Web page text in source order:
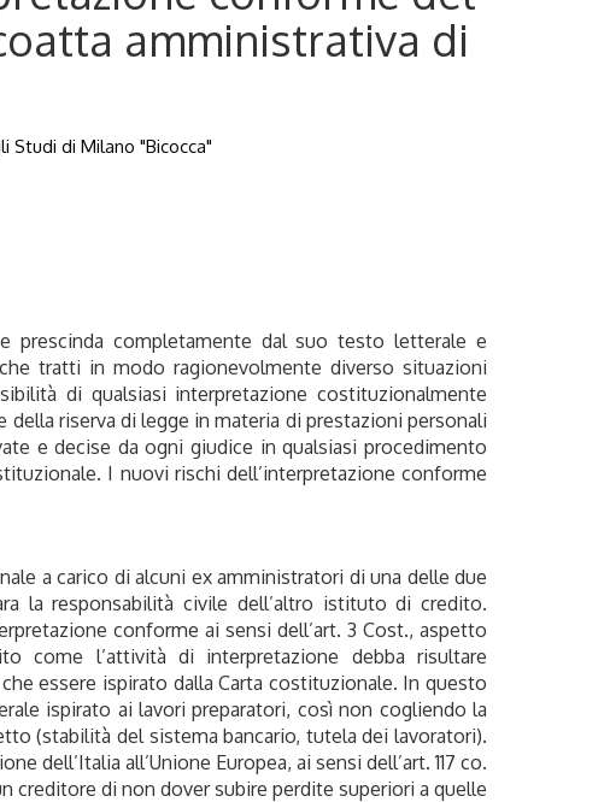
amministrativa di
di Milano "Bicocca"
prescinda completamente dal suo testo letterale e
tratti in modo ragionevolmente diverso situazioni
di qualsiasi interpretazione costituzionalmente
riserva di legge in materia di prestazioni personali
e decise da ogni giudice in qualsiasi procedimento
I nuovi rischi dell’interpretazione conforme
a carico di alcuni ex amministratori di una delle due
la responsabilità civile dell’altro istituto di credito.
conforme ai sensi dell’art. 3 Cost., aspetto
l’attività di interpretazione debba risultare
essere ispirato dalla Carta costituzionale. In questo
ispirato ai lavori preparatori, così non cogliendo la
(stabilità del sistema bancario, tutela dei lavoratori).
dell’Italia all’Unione Europea, ai sensi dell’art. 117 co.
creditore di non dover subire perdite superiori a quelle